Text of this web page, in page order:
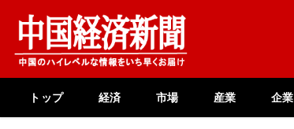
content
トップ 経済 市場 産業 企業